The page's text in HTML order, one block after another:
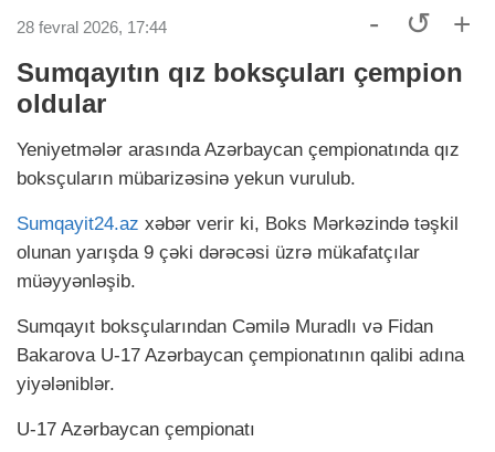
28 fevral 2026, 17:44 - ↺ +
Sumqayıtın qız boksçuları çempion
oldular
Yeniyetmələr arasında Azərbaycan çempionatında qız
boksçuların mübarizəsinə yekun vurulub.
Sumqayit24.az xəbər verir ki, Boks Mərkəzində təşkil
olunan yarışda 9 çəki dərəcəsi üzrə mükafatçılar
müəyyənləşib.
Sumqayıt boksçularından Cəmilə Muradlı və Fidan
Bakarova U-17 Azərbaycan çempionatının qalibi adına
yiyələniblər.
U-17 Azərbaycan çempionatı